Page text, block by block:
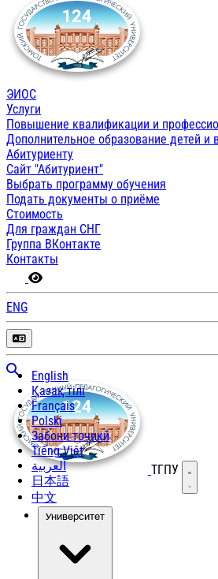
ЭИОС
Услуги
Повышение квалификации и
Дополнительное образование детей и
Абитуриенту
Сайт "Абитуриент"
Выбрать программу обучения
Подать документы о приёме
Стоимость
Для граждан СНГ
Группа ВКонтакте
Контакты
ENG
English
Қазақ тілі
Français
Polski
Забони тоҷикӣ
Tiếng Việt
العربية
日本語
中文
ТГПУ
Университет